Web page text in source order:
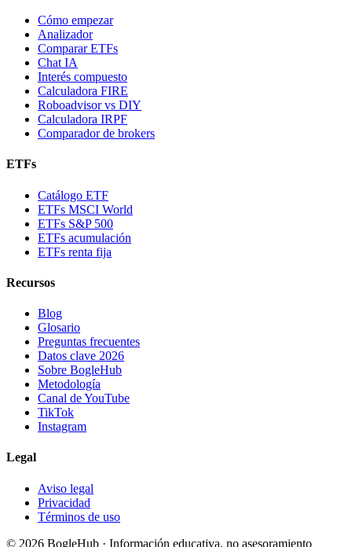
Cómo empezar
Analizador
Comparar ETFs
Chat IA
Interés compuesto
Calculadora FIRE
Roboadvisor vs DIY
Calculadora IRPF
Comparador de brokers
ETFs
Catálogo ETF
ETFs MSCI World
ETFs S&P 500
ETFs acumulación
ETFs renta fija
Recursos
Blog
Glosario
Preguntas frecuentes
Datos clave 2026
Sobre BogleHub
Metodología
Canal de YouTube
TikTok
Instagram
Legal
Aviso legal
Privacidad
Términos de uso
© 2026 BogleHub · Información educativa, no asesoramiento